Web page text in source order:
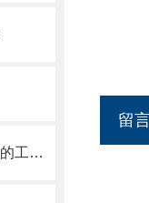
不锈钢板导轨防护罩能够在恶劣的工作环境中长期使用
留